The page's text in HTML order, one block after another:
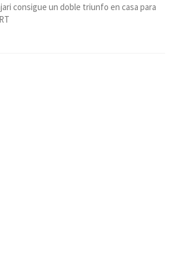
consigue un doble triunfo en casa para